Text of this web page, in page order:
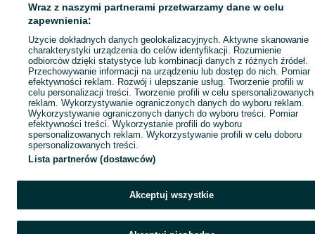
Wraz z naszymi partnerami przetwarzamy dane w celu
zapewnienia:
Użycie dokładnych danych geolokalizacyjnych. Aktywne skanowanie
charakterystyki urządzenia do celów identyfikacji. Rozumienie
odbiorców dzięki statystyce lub kombinacji danych z różnych źródeł.
Przechowywanie informacji na urządzeniu lub dostęp do nich. Pomiar
efektywności reklam. Rozwój i ulepszanie usług. Tworzenie profili w
celu personalizacji treści. Tworzenie profili w celu spersonalizowanych
reklam. Wykorzystywanie ograniczonych danych do wyboru reklam.
Wykorzystywanie ograniczonych danych do wyboru treści. Pomiar
efektywności treści. Wykorzystanie profili do wyboru
spersonalizowanych reklam. Wykorzystywanie profili w celu doboru
spersonalizowanych treści.
Lista partnerów (dostawców)
Akceptuj wszystkie